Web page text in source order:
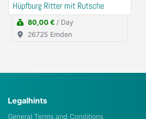
Hüpfburg Ritter mit Rutsche
80,00 € / Day
26725 Emden
Legalhints
General Terms and Conditions